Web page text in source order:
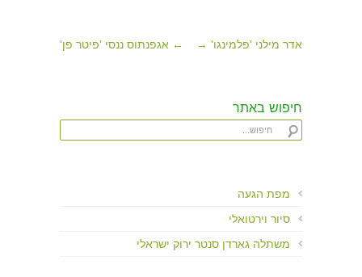
← אגפנתוס ננסי 'פיטר פן' אדר מילני 'פלמינגו' →
חיפוש באתר
מפת הגעה
סיור וירטואלי
משתלה גארדן סנטר ירוק ישראלי